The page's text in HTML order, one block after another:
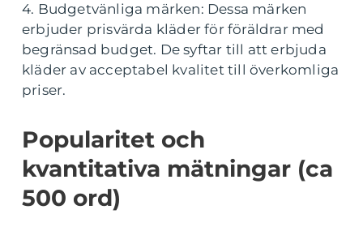
4. Budgetvänliga märken: Dessa märken
erbjuder prisvärda kläder för föräldrar med
begränsad budget. De syftar till att erbjuda
kläder av acceptabel kvalitet till överkomliga
priser.
Popularitet och
kvantitativa mätningar (ca
500 ord)